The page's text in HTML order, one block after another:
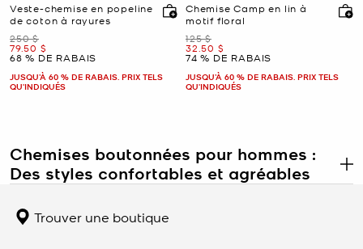
Veste-chemise en popeline
de coton à rayures
était
250 $
maintenant
79.50 $
68 % DE RABAIS
JUSQU’À 60 % DE RABAIS. PRIX TELS
QU'INDIQUÉS
Chemise Camp en lin à
motif floral
était
125 $
maintenant
32.50 $
74 % DE RABAIS
JUSQU’À 60 % DE RABAIS. PRIX TELS
QU'INDIQUÉS
Chemises boutonnées pour hommes :
Des styles confortables et agréables
habillées pour hommes sont le nec plus ultra du style
vestimentaire. La silhouette épurée, l'encolure colletée et la patte
Trouver une boutique